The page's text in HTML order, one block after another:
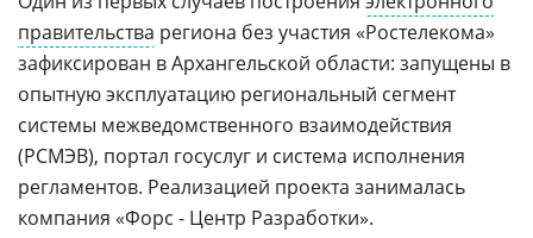
правительства региона без участия «Ростелекома»
зафиксирован в Архангельской области: запущены в
опытную эксплуатацию региональный сегмент
системы межведомственного взаимодействия
(РСМЭВ), портал госуслуг и система исполнения
регламентов. Реализацией проекта занималась
компания «Форс - Центр Разработки».